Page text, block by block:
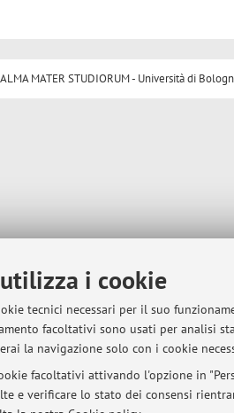
i cookie
tecnici necessari per il suo
facoltativi sono usati per analisi
la navigazione solo con i cookie
facoltativi attivando l'opzione in
e verificare lo stato dei consensi
MATER STUDIORUM - Università di